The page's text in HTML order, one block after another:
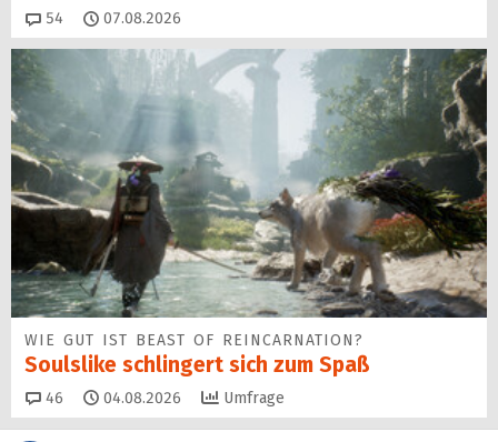
54 Kommentare
07.08.2026
WIE GUT IST BEAST OF REINCARNATION?
Soulslike schlingert sich zum Spaß
46 Kommentare
04.08.2026 Umfrage